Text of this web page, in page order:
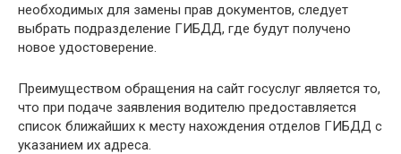
необходимых для замены прав документов, следует
выбрать подразделение ГИБДД, где будут получено
новое удостоверение.
Преимуществом обращения на сайт госуслуг является то,
что при подаче заявления водителю предоставляется
список ближайших к месту нахождения отделов ГИБДД с
указанием их адреса.